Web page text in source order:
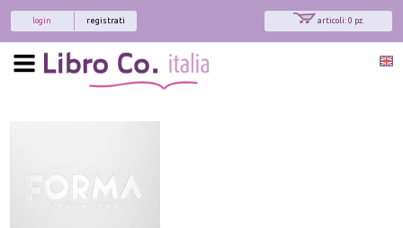
articoli: 0 pz.
registrati
login